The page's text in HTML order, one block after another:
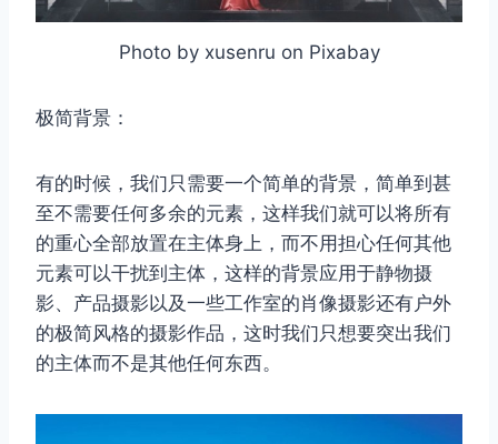
Photo by xusenru on Pixabay
极简背景：
有的时候，我们只需要一个简单的背景，简单到甚
至不需要任何多余的元素，这样我们就可以将所有
的重心全部放置在主体身上，而不用担心任何其他
元素可以干扰到主体，这样的背景应用于静物摄
影、产品摄影以及一些工作室的肖像摄影还有户外
的极简风格的摄影作品，这时我们只想要突出我们
的主体而不是其他任何东西。